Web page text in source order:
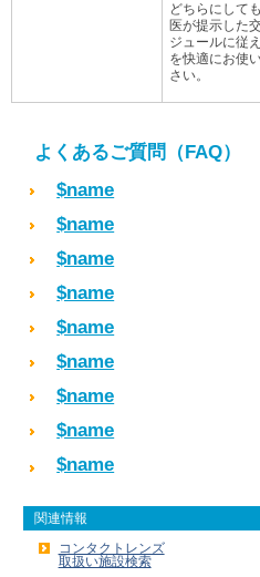
どちらにして
医が提示した
ジュールに従
を快適にお使
さい。
よくあるご質問（FAQ）
$name
$name
$name
$name
$name
$name
$name
$name
$name
関連情報
コンタクトレンズ
取扱い施設検索